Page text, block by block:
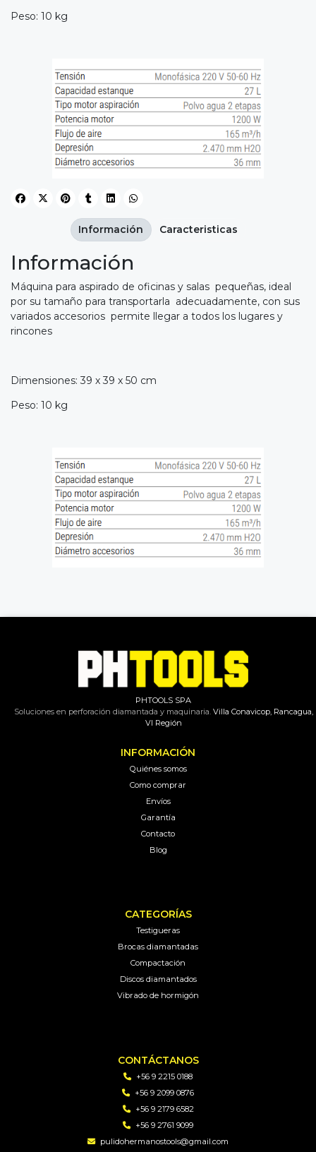
Peso: 10 kg
Información
Máquina para aspirado de oficinas y salas pequeñas, ideal
por su tamaño para transportarla adecuadamente, con sus
variados accesorios permite llegar a todos los lugares y
rincones
Dimensiones: 39 x 39 x 50 cm
Peso: 10 kg
Información Caracteristicas
PHTOOLS SPA
Soluciones en perforación diamantada y maquinaria.Villa Conavicop, Rancagua,
VI Región
INFORMACIÓN
Quiénes somos
Como comprar
Envíos
Garantía
Contacto
Blog
CATEGORÍAS
Testigueras
Brocas diamantadas
Compactación
Discos diamantados
Vibrado de hormigón
CONTÁCTANOS
+56 9 2215 0188
+56 9 2099 0876
+56 9 2179 6582
+56 9 2761 9099
pulidohermanostools@gmail.com